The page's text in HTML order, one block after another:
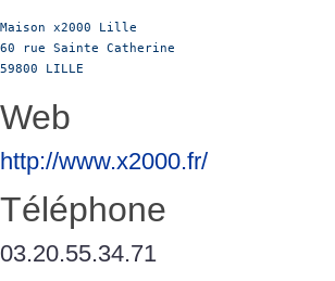
Maison x2000 Lille
60 rue Sainte Catherine
59800 LILLE
Web
http://www.x2000.fr/
Téléphone
03.20.55.34.71